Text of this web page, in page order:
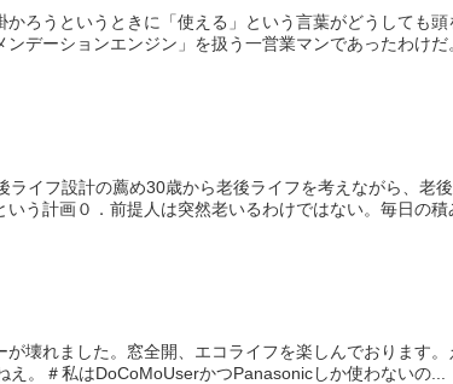
かろうというときに「使える」という言葉がどうしても
ンデーションエンジン」を扱う一営業マンであったわけ
イフ設計の薦め30歳から老後ライフを考えながら、老
う計画０．前提人は突然老いるわけではない。毎日の積
が壊れました。窓全開、エコライフを楽しんでおります
え。＃私はDoCoMoUserかつPanasonicしか使わないの...